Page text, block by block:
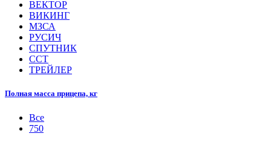
ВЕКТОР
ВИКИНГ
МЗСА
РУСИЧ
СПУТНИК
ССТ
ТРЕЙЛЕР
Полная масса прицепа, кг
Все
750